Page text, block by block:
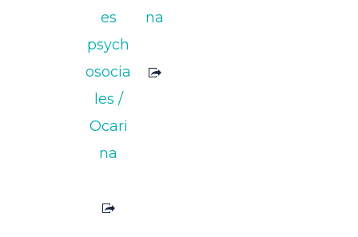
es
psych
osocia
les /
Ocari
na
na